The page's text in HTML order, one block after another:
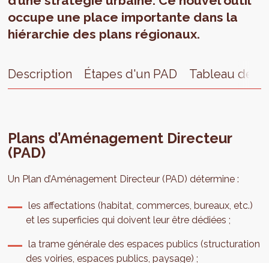
occupe une place importante dans la
hiérarchie des plans régionaux.
Description Étapes d'un PAD Tableau de
Plans d’Aménagement Directeur
(PAD)
Un Plan d’Aménagement Directeur (PAD) détermine :
les affectations (habitat, commerces, bureaux, etc.)
et les superficies qui doivent leur être dédiées ;
la trame générale des espaces publics (structuration
des voiries, espaces publics, paysage) ;